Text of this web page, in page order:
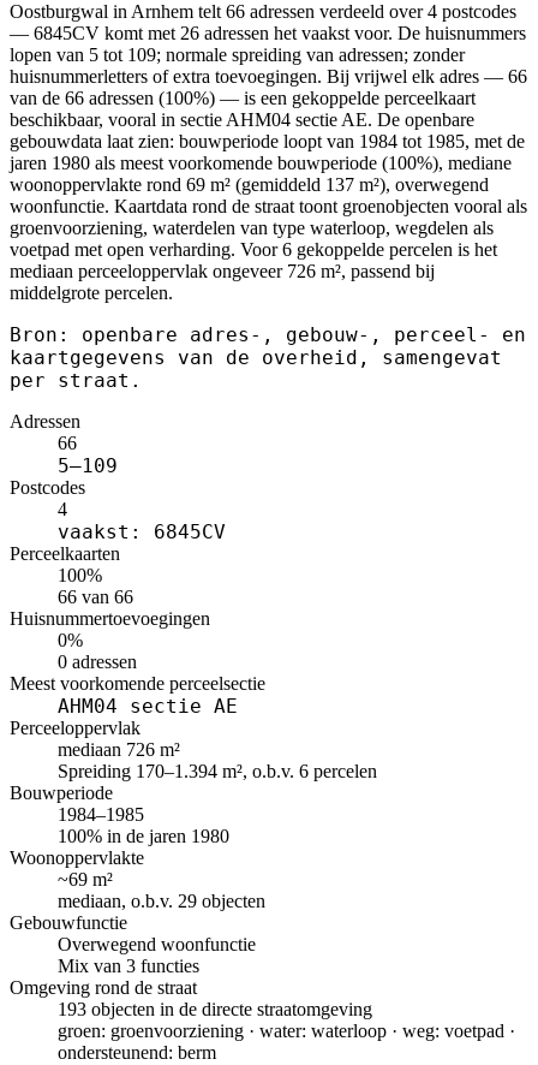
Oostburgwal in Arnhem telt 66 adressen verdeeld over 4 postcodes
— 6845CV komt met 26 adressen het vaakst voor. De huisnummers
lopen van 5 tot 109; normale spreiding van adressen; zonder
huisnummerletters of extra toevoegingen. Bij vrijwel elk adres — 66
van de 66 adressen (100%) — is een gekoppelde perceelkaart
beschikbaar, vooral in sectie AHM04 sectie AE. De openbare
gebouwdata laat zien: bouwperiode loopt van 1984 tot 1985, met de
jaren 1980 als meest voorkomende bouwperiode (100%), mediane
woonoppervlakte rond 69 m² (gemiddeld 137 m²), overwegend
woonfunctie. Kaartdata rond de straat toont groenobjecten vooral als
groenvoorziening, waterdelen van type waterloop, wegdelen als
voetpad met open verharding. Voor 6 gekoppelde percelen is het
mediaan perceeloppervlak ongeveer 726 m², passend bij
middelgrote percelen.
Bron: openbare adres-, gebouw-, perceel- en
kaartgegevens van de overheid, samengevat
per straat.
Adressen
66
5–109
Postcodes
4
vaakst: 6845CV
Perceelkaarten
100%
66 van 66
Huisnummertoevoegingen
0%
0 adressen
Meest voorkomende perceelsectie
AHM04 sectie AE
Perceeloppervlak
mediaan 726 m²
Spreiding 170–1.394 m², o.b.v. 6 percelen
Bouwperiode
1984–1985
100% in de jaren 1980
Woonoppervlakte
~69 m²
mediaan, o.b.v. 29 objecten
Gebouwfunctie
Overwegend woonfunctie
Mix van 3 functies
Omgeving rond de straat
193 objecten in de directe straatomgeving
groen: groenvoorziening · water: waterloop · weg: voetpad ·
ondersteunend: berm